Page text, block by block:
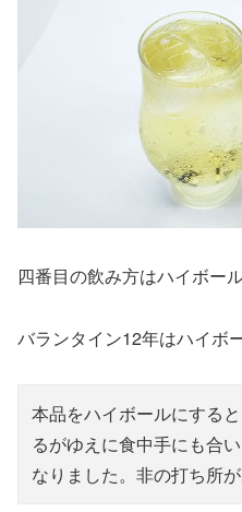
四番目の飲み方はハイボール
バランタイン12年はハイボ
本品をハイボールにする
るがゆえに食中手にも合
なりました。非の打ち所